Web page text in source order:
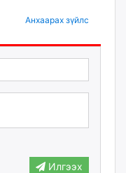
Анхаарах зүйлс
Илгээх